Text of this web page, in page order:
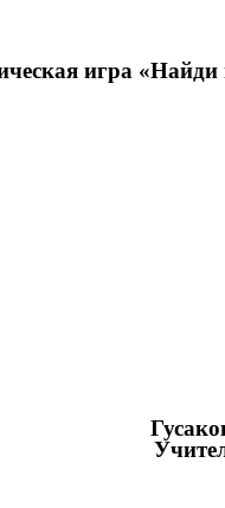
игра «Найди
Гусакова